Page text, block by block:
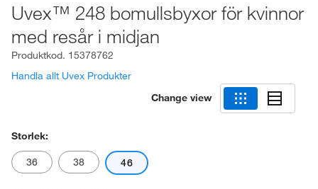
Uvex™ 248 bomullsbyxor för kvinnor
med resår i midjan
Produktkod. 15378762
Handla allt Uvex Produkter
Change view
Storlek:
36 38 46